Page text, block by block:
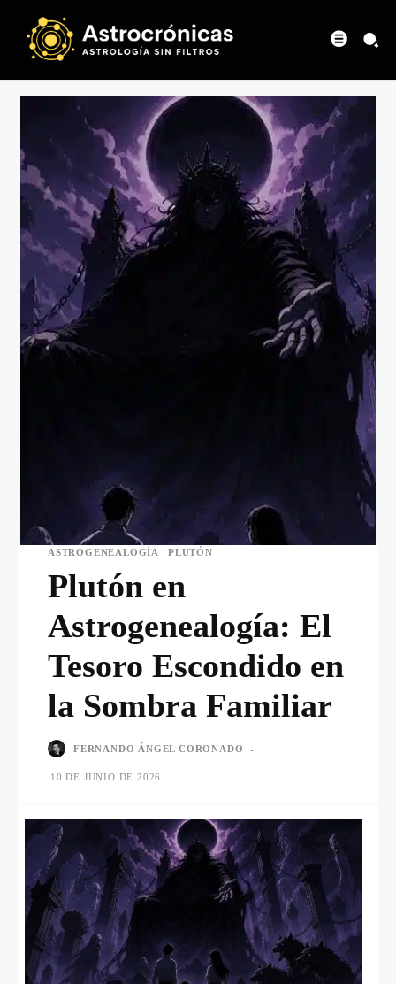
ASTROGENEALOGÍA PLUTÓN
Plutón en
Astrogenealogía: El
Tesoro Escondido en
la Sombra Familiar
FERNANDO ÁNGEL CORONADO -
10 DE JUNIO DE 2026